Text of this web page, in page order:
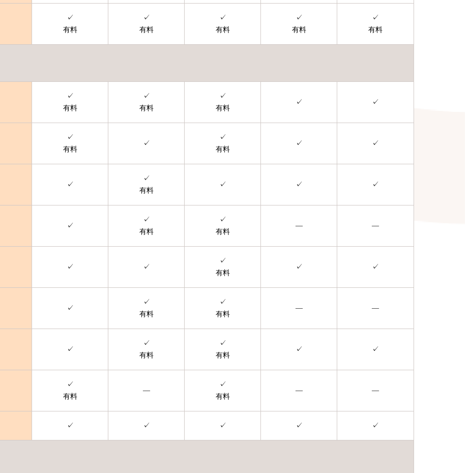
✓
有料
✓
有料
✓
有料
✓
有料
✓
有料
✓
有料
✓
有料
✓
有料
✓ ✓
✓
有料
✓
✓
有料
✓ ✓
✓
✓
有料
✓ ✓ ✓
✓
✓
有料
✓
有料
— —
✓ ✓
✓
有料
✓ ✓
✓
✓
有料
✓
有料
— —
✓
✓
有料
✓
有料
✓ ✓
✓
有料
—
✓
有料
— —
✓ ✓ ✓ ✓ ✓